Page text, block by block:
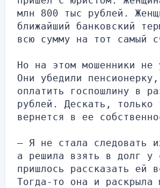
млн 800 тыс рублей.
ближайший банковский
всю сумму на тот самый
Но на этом мошенники не
Они убедили
оплатить госпошлину в
рублей. Дескать, только
вернется в ее
— Я не стала следовать
а решила взять в долг у
пришлось рассказать ей
Тогда-то она и